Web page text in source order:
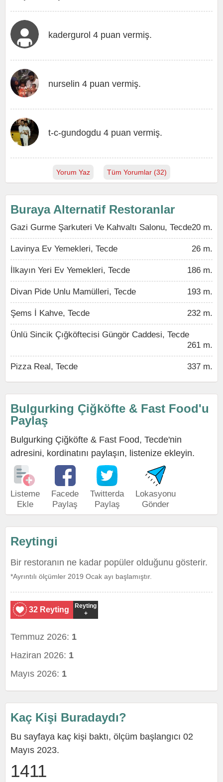
kadergurol 4 puan vermiş.
nurselin 4 puan vermiş.
t-c-gundogdu 4 puan vermiş.
Yorum Yaz Tüm Yorumlar (32)
Buraya Alternatif Restoranlar
Gazi Gurme Şarkuteri Ve Kahvaltı Salonu, Tecde20 m.
Lavinya Ev Yemekleri, Tecde 26 m.
İlkayın Yeri Ev Yemekleri, Tecde 186 m.
Divan Pide Unlu Mamülleri, Tecde 193 m.
Şems İ Kahve, Tecde 232 m.
Ünlü Sincik Çığköftecisi Güngör Caddesi, Tecde
261 m.
Pizza Real, Tecde 337 m.
Bulgurking Çiğköfte & Fast Food'u
Paylaş
Bulgurking Çiğköfte & Fast Food, Tecde'nin
adresini, kordinatını paylaşın, listenize ekleyin.
Listeme
Ekle
Facede
Paylaş
Twitterda
Paylaş
Lokasyonu
Gönder
Reytingi
Bir restoranın ne kadar popüler olduğunu gösterir.
*Ayrıntılı ölçümler 2019 Ocak ayı başlamıştır.
32 Reyting
Reyting
+
Temmuz 2026: 1
Haziran 2026: 1
Mayıs 2026: 1
Kaç Kişi Buradaydı?
Bu sayfaya kaç kişi baktı, ölçüm başlangıcı 02
Mayıs 2023.
1411